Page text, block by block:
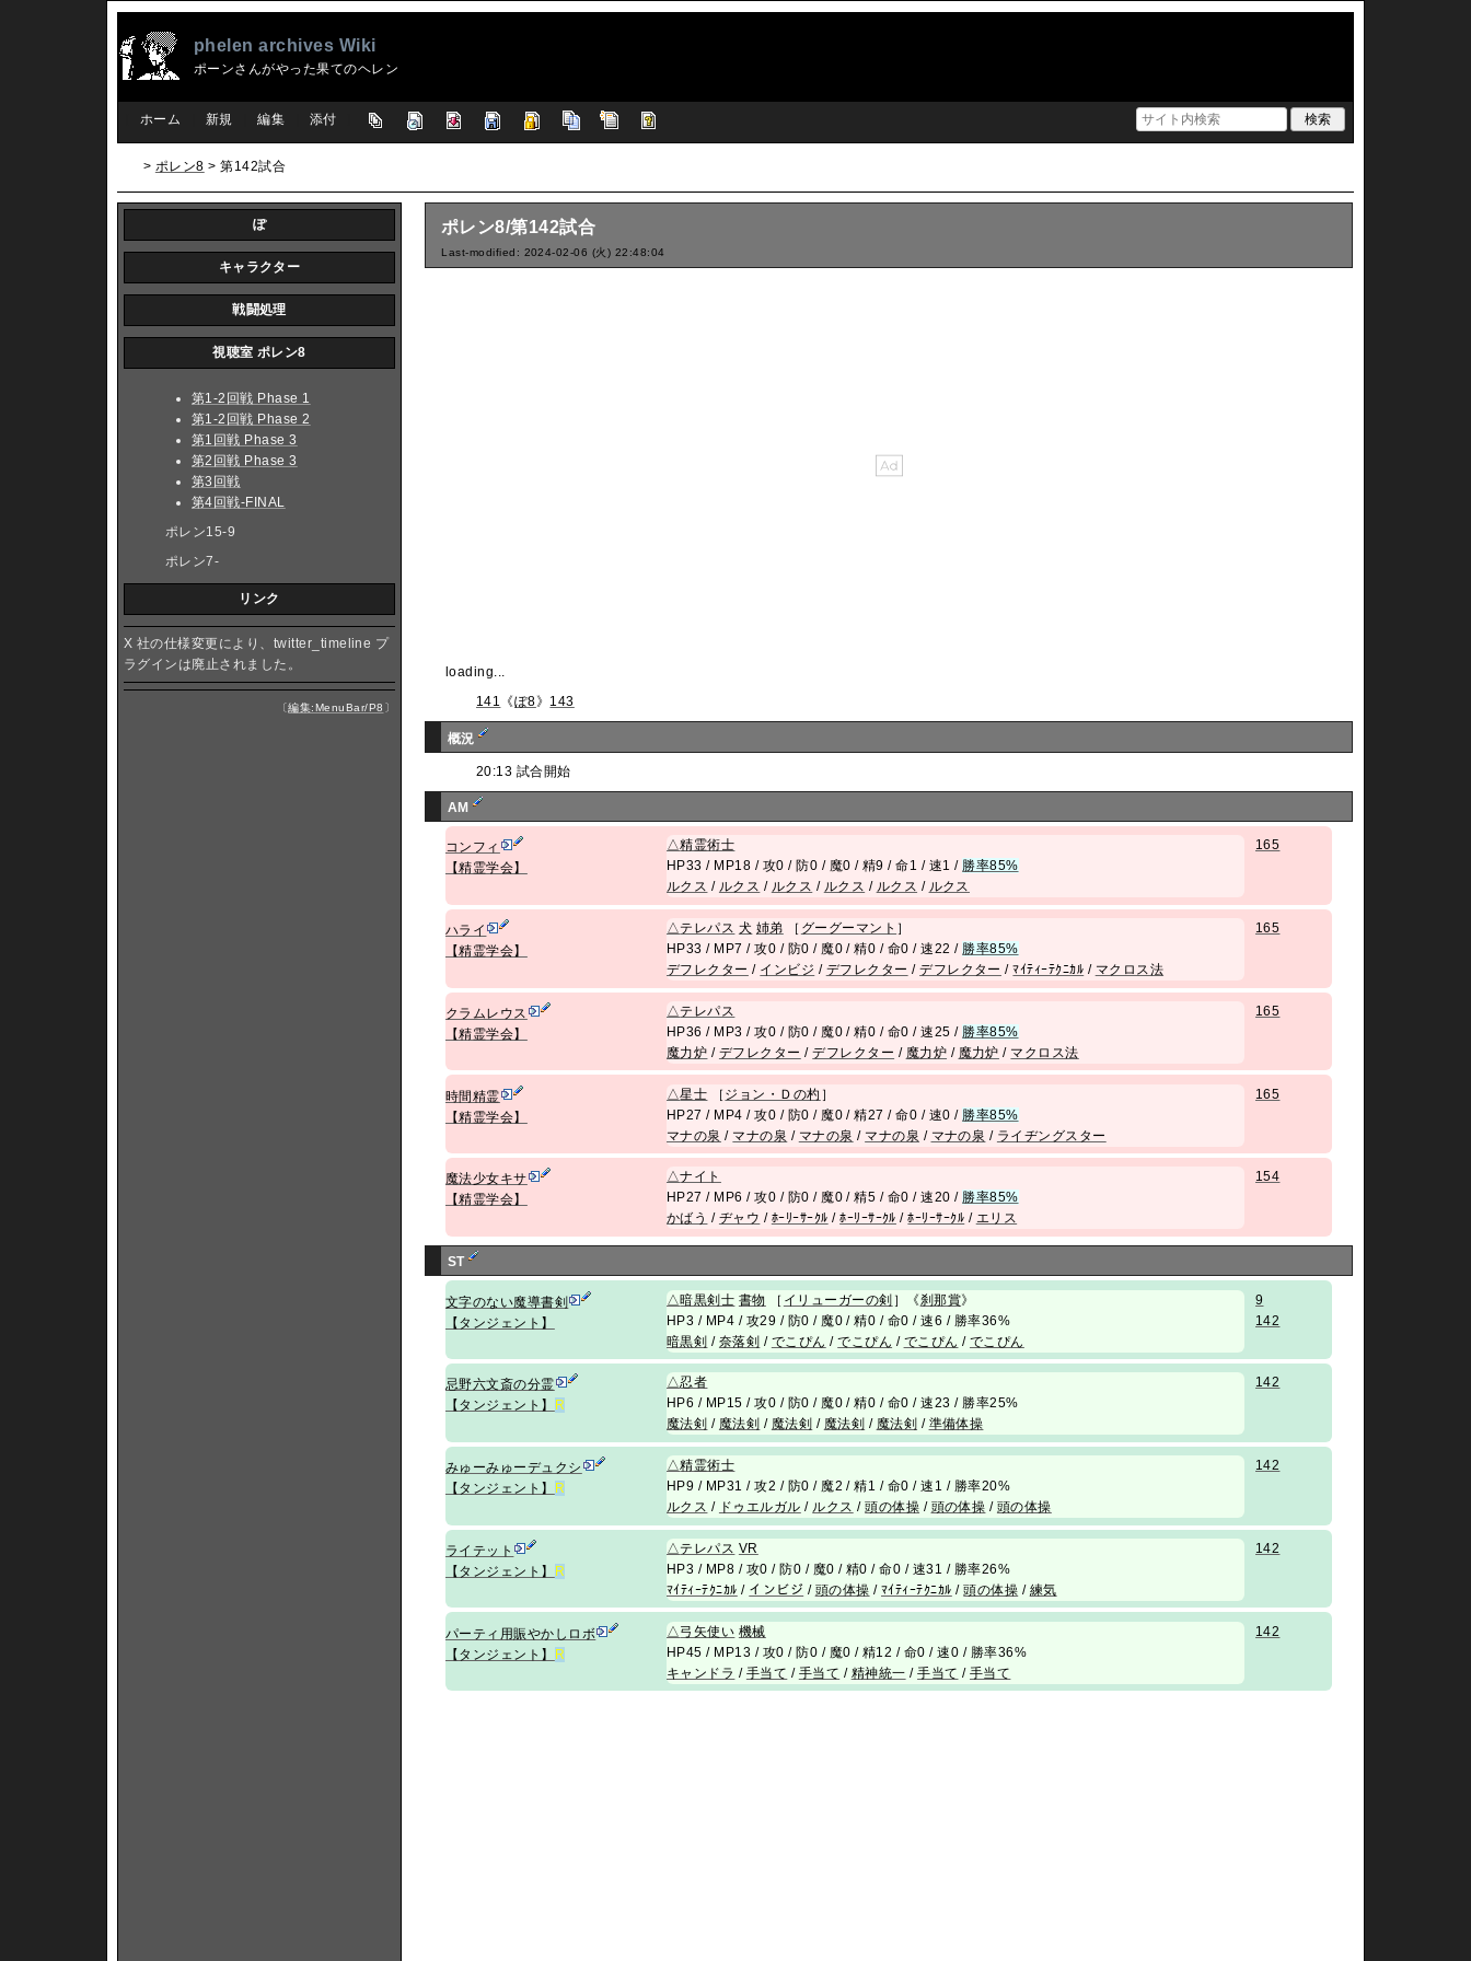
phelen archives Wiki
ポーンさんがやった果てのヘレン
ホーム 新規 編集 添付
> ポレン8 > 第142試合
ポレン8/第142試合
Last-modified: 2024-02-06 (火) 22:48:04
loading...
141 《ぽ8》 143
概況
20:13 試合開始
AM
コンフィ
【精霊学会】
△精霊術士
HP33 / MP18 / 攻0 / 防0 / 魔0 / 精9 / 命1 / 速1 / 勝率85%
ルクス / ルクス / ルクス / ルクス / ルクス / ルクス
165
ハライ
【精霊学会】
△テレパス 犬 姉弟 ［ グーグーマント ］
HP33 / MP7 / 攻0 / 防0 / 魔0 / 精0 / 命0 / 速22 / 勝率85%
デフレクター / インビジ / デフレクター /デフレクター /ﾏｲﾃｨｰﾃｸﾆｶﾙ / マクロス法
165
クラムレウス
【精霊学会】
△テレパス
HP36 / MP3 / 攻0 / 防0 / 魔0 / 精0 / 命0 / 速25 / 勝率85%
魔力炉 / デフレクター /デフレクター / 魔力炉 / 魔力炉 / マクロス法
165
時間精霊
【精霊学会】
△星士 ［ ジョン・Ｄの杓 ］
HP27 / MP4 / 攻0 / 防0 / 魔0 / 精27 / 命0 / 速0 / 勝率85%
マナの泉 / マナの泉 / マナの泉 / マナの泉 / マナの泉 / ライヂングスター
165
魔法少女キサ
【精霊学会】
△ナイト
HP27 / MP6 / 攻0 / 防0 / 魔0 / 精5 / 命0 / 速20 / 勝率85%
かばう / ヂャウ / ﾎｰﾘｰｻｰｸﾙ /ﾎｰﾘｰｻｰｸﾙ /ﾎｰﾘｰｻｰｸﾙ / エリス
154
ST
文字のない魔導書剣
【タンジェント】
△暗黒剣士 書物 ［ イリューガーの剣 ］《刹那賞》
HP3 / MP4 / 攻29 / 防0 / 魔0 / 精0 / 命0 / 速6 / 勝率36%
暗黒剣 / 奈落剣 / でこぴん /でこぴん / でこぴん / でこぴん
9
142
忌野六文斎の分霊
【タンジェント】
R
△忍者
HP6 / MP15 / 攻0 / 防0 / 魔0 / 精0 / 命0 / 速23 / 勝率25%
魔法剣 / 魔法剣 / 魔法剣 / 魔法剣 / 魔法剣 / 準備体操
142
みゅーみゅーデュクシ
【タンジェント】
R
△精霊術士
HP9 / MP31 / 攻2 / 防0 / 魔2 / 精1 / 命0 / 速1 / 勝率20%
ルクス / ドゥエルガル / ルクス /頭の体操 / 頭の体操 / 頭の体操
142
ライテット
【タンジェント】
R
△テレパス VR
HP3 / MP8 / 攻0 / 防0 / 魔0 / 精0 / 命0 / 速31 / 勝率26%
ﾏｲﾃｨｰﾃｸﾆｶﾙ / インビジ / 頭の体操 /ﾏｲﾃｨｰﾃｸﾆｶﾙ /頭の体操 / 練気
142
パーティ用賑やかしロボ
【タンジェント】 R
△ 弓矢使い 機械
HP45 / MP13 / 攻0 / 防0 / 魔0 / 精12 / 命0 / 速0 / 勝率36%
キャンドラ / 手当て / 手当て / 精神統一 /手当て / 手当て
142
ぽ
キャラクター
戦闘処理
視聴室 ポレン8
第1-2回戦 Phase 1
第1-2回戦 Phase 2
第1回戦 Phase 3
第2回戦 Phase 3
第3回戦
第4回戦-FINAL
ポレン15-9
ポレン7-
リンク
X 社の仕様変更により、twitter_timeline プ
ラグインは廃止されました。
〔編集:MenuBar/P8 〕